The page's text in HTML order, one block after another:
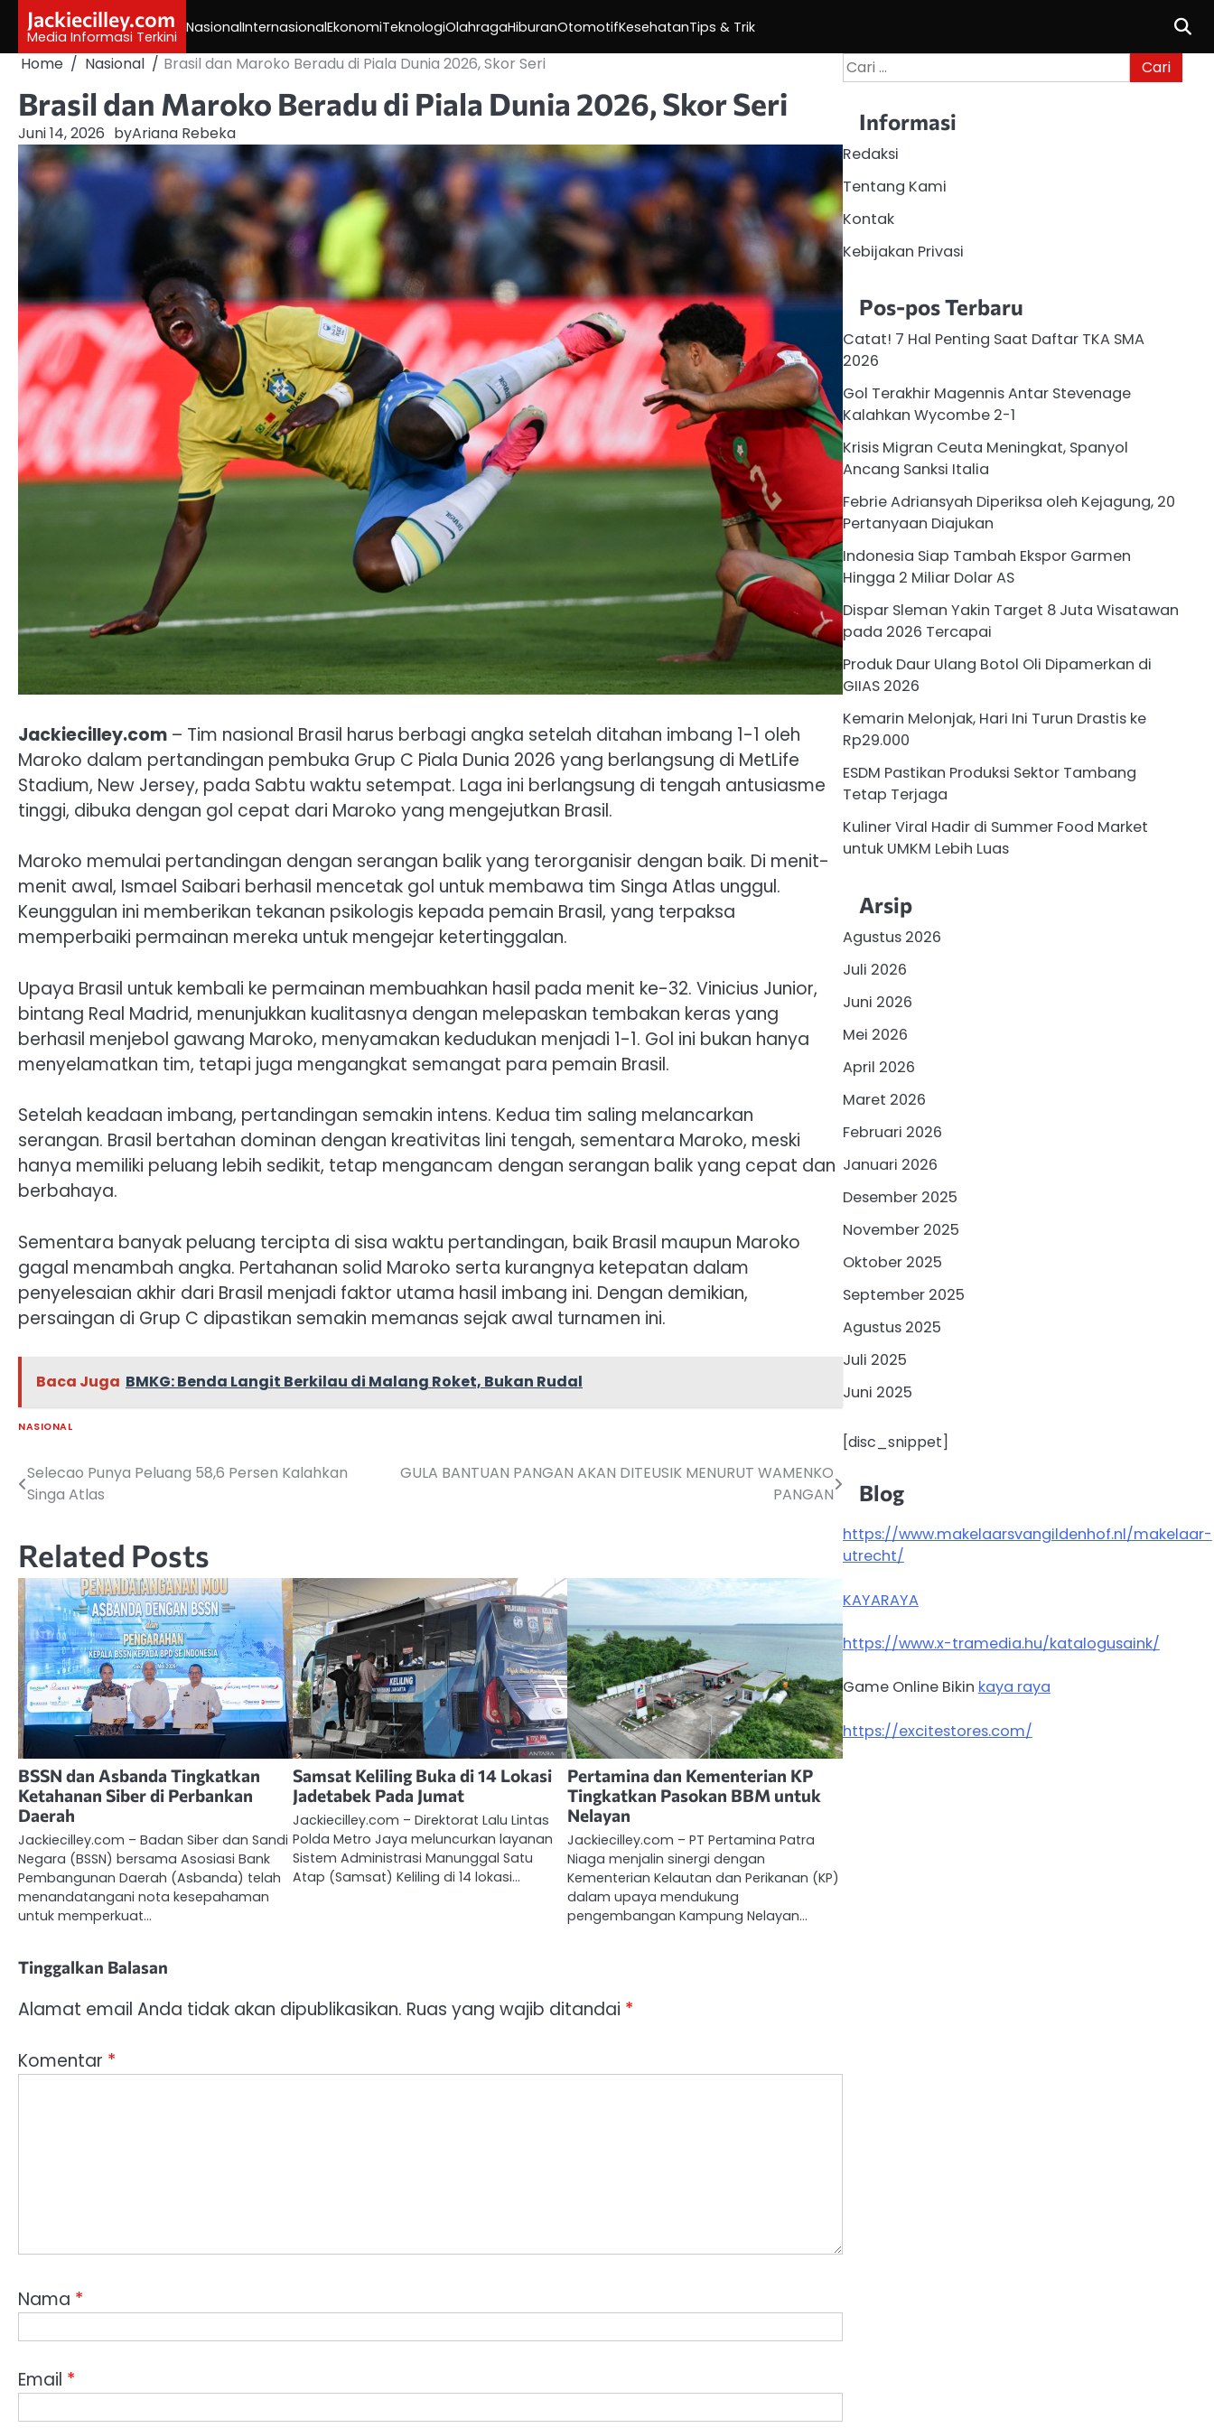
content
Jackiecilley.com
Media Informasi Terkini
NasionalInternasionalEkonomiTeknologiOlahragaHiburanOtomotifKesehatanTips & Trik
Home Nasional Brasil dan Maroko Beradu di Piala Dunia 2026, Skor Seri
Brasil dan Maroko Beradu di Piala Dunia 2026, Skor Seri
Juni 14, 2026 byAriana Rebeka
Jackiecilley.com – Tim nasional Brasil harus berbagi angka setelah ditahan imbang 1-1 oleh
Maroko dalam pertandingan pembuka Grup C Piala Dunia 2026 yang berlangsung di MetLife
Stadium, New Jersey, pada Sabtu waktu setempat. Laga ini berlangsung di tengah antusiasme
tinggi, dibuka dengan gol cepat dari Maroko yang mengejutkan Brasil.
Maroko memulai pertandingan dengan serangan balik yang terorganisir dengan baik. Di menit-
menit awal, Ismael Saibari berhasil mencetak gol untuk membawa tim Singa Atlas unggul.
Keunggulan ini memberikan tekanan psikologis kepada pemain Brasil, yang terpaksa
memperbaiki permainan mereka untuk mengejar ketertinggalan.
Upaya Brasil untuk kembali ke permainan membuahkan hasil pada menit ke-32. Vinicius Junior,
bintang Real Madrid, menunjukkan kualitasnya dengan melepaskan tembakan keras yang
berhasil menjebol gawang Maroko, menyamakan kedudukan menjadi 1-1. Gol ini bukan hanya
menyelamatkan tim, tetapi juga mengangkat semangat para pemain Brasil.
Setelah keadaan imbang, pertandingan semakin intens. Kedua tim saling melancarkan
serangan. Brasil bertahan dominan dengan kreativitas lini tengah, sementara Maroko, meski
hanya memiliki peluang lebih sedikit, tetap mengancam dengan serangan balik yang cepat dan
berbahaya.
Sementara banyak peluang tercipta di sisa waktu pertandingan, baik Brasil maupun Maroko
gagal menambah angka. Pertahanan solid Maroko serta kurangnya ketepatan dalam
penyelesaian akhir dari Brasil menjadi faktor utama hasil imbang ini. Dengan demikian,
persaingan di Grup C dipastikan semakin memanas sejak awal turnamen ini.
Baca Juga BMKG: Benda Langit Berkilau di Malang Roket, Bukan Rudal
NASIONAL
Navigasi
pos
Selecao Punya Peluang 58,6 Persen Kalahkan
Singa Atlas
GULA BANTUAN PANGAN AKAN DITEUSIK MENURUT WAMENKO
PANGAN
Related Posts
BSSN dan Asbanda Tingkatkan
Ketahanan Siber di Perbankan
Daerah
Jackiecilley.com – Badan Siber dan Sandi
Negara (BSSN) bersama Asosiasi Bank
Pembangunan Daerah (Asbanda) telah
menandatangani nota kesepahaman
untuk memperkuat…
Samsat Keliling Buka di 14 Lokasi
Jadetabek Pada Jumat
Jackiecilley.com – Direktorat Lalu Lintas
Polda Metro Jaya meluncurkan layanan
Sistem Administrasi Manunggal Satu
Atap (Samsat) Keliling di 14 lokasi…
Pertamina dan Kementerian KP
Tingkatkan Pasokan BBM untuk
Nelayan
Jackiecilley.com – PT Pertamina Patra
Niaga menjalin sinergi dengan
Kementerian Kelautan dan Perikanan (KP)
dalam upaya mendukung
pengembangan Kampung Nelayan…
Tinggalkan Balasan
Alamat email Anda tidak akan dipublikasikan. Ruas yang wajib ditandai *
Komentar *
Nama *
Email *
Cari
untuk:
Informasi
Redaksi
Tentang Kami
Kontak
Kebijakan Privasi
Pos-pos Terbaru
Catat! 7 Hal Penting Saat Daftar TKA SMA
2026
Gol Terakhir Magennis Antar Stevenage
Kalahkan Wycombe 2-1
Krisis Migran Ceuta Meningkat, Spanyol
Ancang Sanksi Italia
Febrie Adriansyah Diperiksa oleh Kejagung, 20
Pertanyaan Diajukan
Indonesia Siap Tambah Ekspor Garmen
Hingga 2 Miliar Dolar AS
Dispar Sleman Yakin Target 8 Juta Wisatawan
pada 2026 Tercapai
Produk Daur Ulang Botol Oli Dipamerkan di
GIIAS 2026
Kemarin Melonjak, Hari Ini Turun Drastis ke
Rp29.000
ESDM Pastikan Produksi Sektor Tambang
Tetap Terjaga
Kuliner Viral Hadir di Summer Food Market
untuk UMKM Lebih Luas
Arsip
Agustus 2026
Juli 2026
Juni 2026
Mei 2026
April 2026
Maret 2026
Februari 2026
Januari 2026
Desember 2025
November 2025
Oktober 2025
September 2025
Agustus 2025
Juli 2025
Juni 2025
[disc_snippet]
Blog
https://www.makelaarsvangildenhof.nl/makelaar-
utrecht/
KAYARAYA
https://www.x-tramedia.hu/katalogusaink/
Game Online Bikin kaya raya
https://excitestores.com/